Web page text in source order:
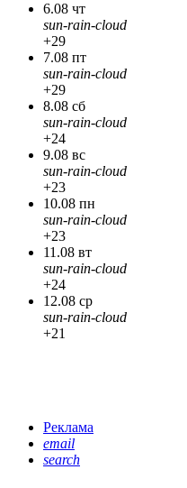
6.08 чт
sun-rain-cloud
+29
7.08 пт
sun-rain-cloud
+29
8.08 сб
sun-rain-cloud
+24
9.08 вс
sun-rain-cloud
+23
10.08 пн
sun-rain-cloud
+23
11.08 вт
sun-rain-cloud
+24
12.08 ср
sun-rain-cloud
+21
Реклама
email
search